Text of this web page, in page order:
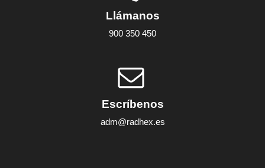
Llámanos
900 350 450
Escríbenos
adm@radhex.es